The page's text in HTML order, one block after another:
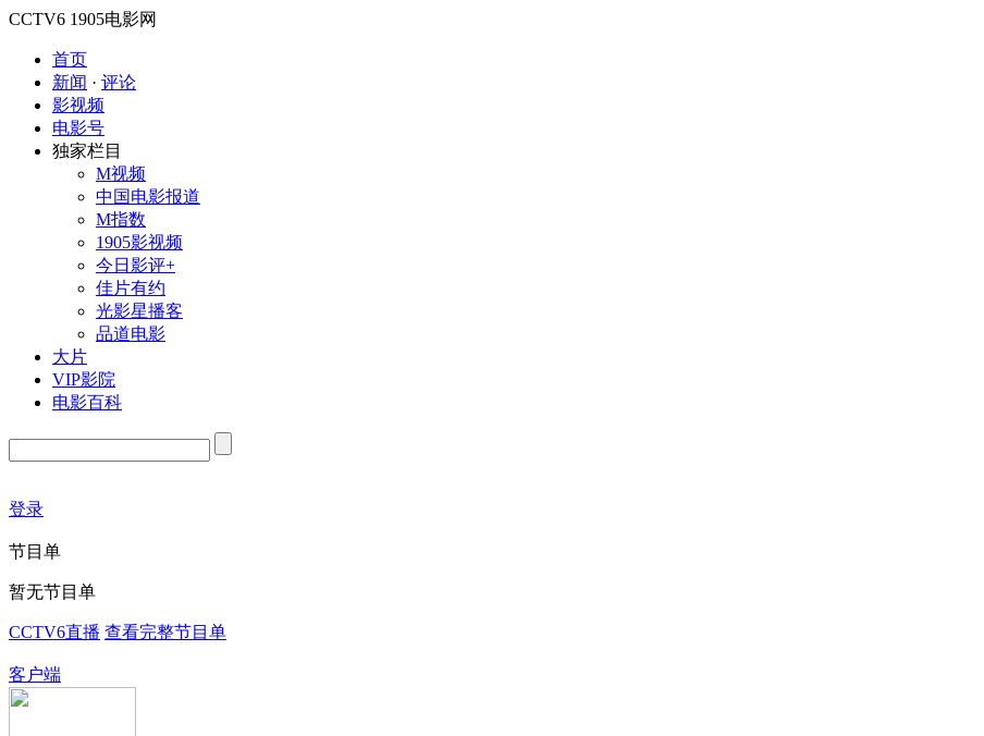
CCTV6 1905电影网
首页
新闻 · 评论
影视频
电影号
独家栏目
M视频
中国电影报道
M指数
1905影视频
今日影评+
佳片有约
光影星播客
品道电影
大片
VIP影院
电影百科
登录
节目单
暂无节目单
CCTV6直播 查看完整节目单
客户端